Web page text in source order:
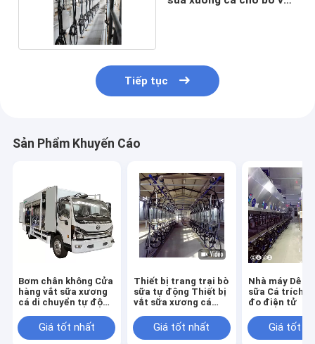
Tiếp tục
Sản Phẩm Khuyến Cáo
Bơm chân không Cửa
hàng vắt sữa xương
cá di chuyển tự động
Giá tốt nhất
Thiết bị trang trại bò
sữa tự động Thiết bị
vắt sữa xương cá
Máy bòGiá tốt nhất
Nhà máy Dê
sữa Cá trích
đo điện tử
Giá tốt